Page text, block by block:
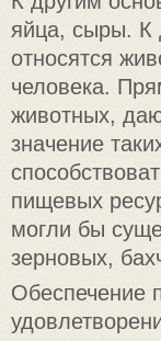
яйца, сыры. К
относятся
человека.
животных,
значение
пищевых
могли бы
зерновых,
Обеспечение